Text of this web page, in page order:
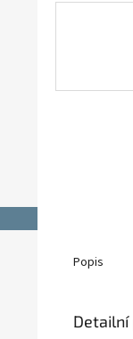
Popis
Detailní